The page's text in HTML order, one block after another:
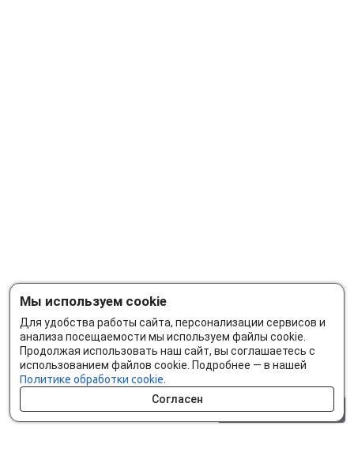
Мы используем cookie
Для удобства работы сайта, персонализации сервисов и
анализа посещаемости мы используем файлы cookie.
Продолжая использовать наш сайт, вы соглашаетесь с
использованием файлов cookie. Подробнее — в нашей
Политике обработки cookie.
Согласен